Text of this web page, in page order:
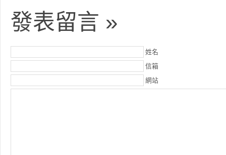
發表留言 »
姓名
信箱
網站